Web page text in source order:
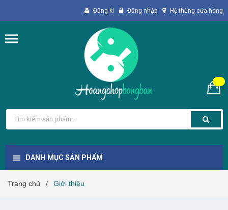
Đăng kí Đăng nhập Hệ thống cửa hàng
DANH MỤC SẢN PHẨM
Trang chủ / Giới thiệu